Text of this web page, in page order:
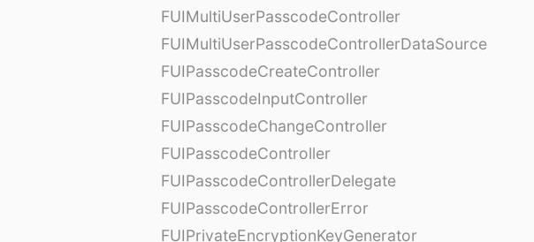
FUIMultiUserPasscodeController
FUIMultiUserPasscodeControllerDataSource
FUIPasscodeCreateController
FUIPasscodeInputController
FUIPasscodeChangeController
FUIPasscodeController
FUIPasscodeControllerDelegate
FUIPasscodeControllerError
FUIPrivateEncryptionKeyGenerator